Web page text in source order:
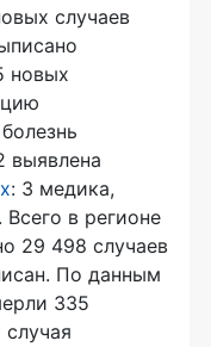
случаев
новых
выявлена
: 3 медика,
в регионе
29 498 случаев
По данным
335